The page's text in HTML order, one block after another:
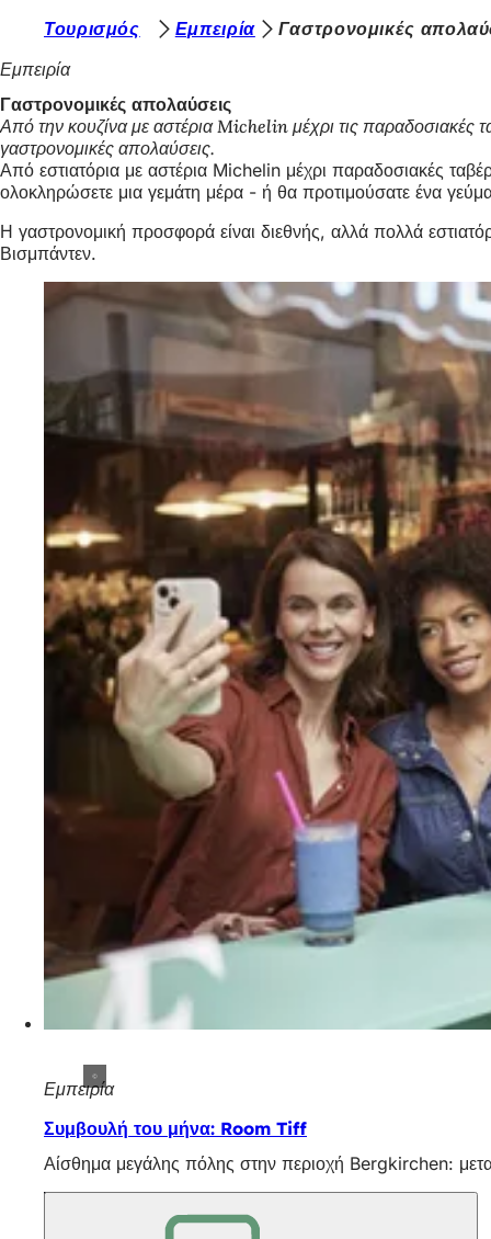
Μετάβαση στο περιεχόμενο
ρ
ί
σ
κ
ε
σ
Τουρισμός Εμπειρία
Γαστρονομικές
Εμπειρία
Γαστρονομικές απολαύσεις
Από την κουζίνα με αστέρια Michelin μέχρι τις
γαστρονομικές απολαύσεις.
Από εστιατόρια με αστέρια Michelin μέχρι παραδοσιακές
ολοκληρώσετε μια γεμάτη μέρα - ή θα προτιμούσατε ένα
Η γαστρονομική προσφορά είναι διεθνής, αλλά πολλά
Βισμπάντεν.
Εμπειρία
Συμβουλή του μήνα: Room Tiff
Αίσθημα μεγάλης πόλης στην περιοχή Bergkirchen: